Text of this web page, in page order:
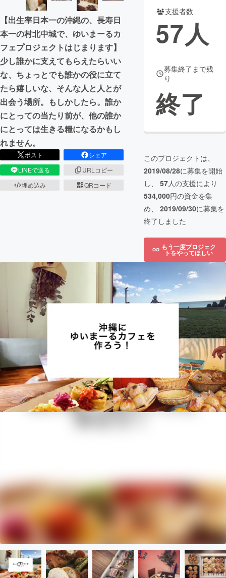
【出生率日本一の沖縄の、長寿日
本一の村北中城で、ゆいまーるカ
フェプロジェクトはじまります】
少し誰かに支えてもらえたらいい
な、ちょっとでも誰かの役に立て
たら嬉しいな、そんな人と人とが
出会う場所。もしかしたら。誰か
にとっての当たり前が、他の誰か
にとっては生きる糧になるかもし
れません。
ポスト
シェア
LINEで送る
URLコピー
埋め込み
QRコード
支援者数
57人
募集終了まで残
り
終了
このプロジェクトは、
2019/08/28に募集を開始
し、 57人の支援により
534,000円の資金を集
め、 2019/09/30に募集を
終了しました
もう一度プロジェク
トをやってほしい